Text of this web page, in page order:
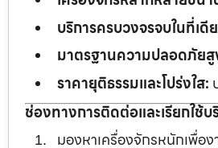
บริการครบวงจรจบในที่เดี
มาตรฐานความปลอดภัย
ราคายุติธรรมและโปร่งใส:
ช่องทางการติดต่อและเรียกใช้บ
มองหาเครื่องจักรหนักเพื่อ